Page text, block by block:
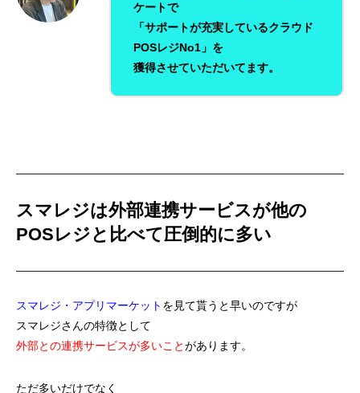
ケートで
「サポートが充実しているクラウド
POSレジNo1」を
獲得させていただいてます。
スマレジは外部連携サービスが他の
POSレジと比べて圧倒的に多い
スマレジ・アプリマーケット を見て貰うと早いのですが
スマレジさんの特徴として
外部との連携サービスが多いことがあります。
ただ多いだけでなく